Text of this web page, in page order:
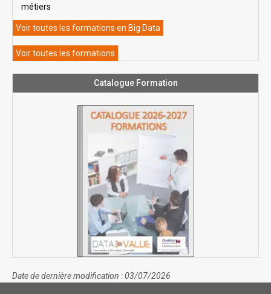
métiers
Voir toutes les formations en Big Data
Voir toutes les formations
Catalogue Formation
Date de dernière modification : 03/07/2026